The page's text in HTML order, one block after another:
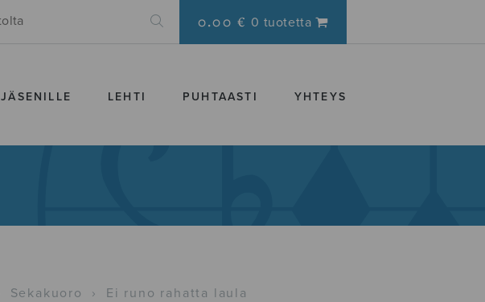
0.00 € 0 tuotetta
JÄSENILLE LEHTI PUHTAASTI YHTEYS
Sekakuoro › Ei runo rahatta laula